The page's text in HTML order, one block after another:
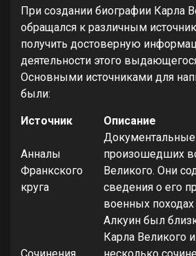
При создании биографии Карла
обращался к различным
получить достоверную
деятельности этого
Основными источниками для
были:
Источник Описание
Анналы
Франкского
круга
Документальные
произошедших
Великого. Они
сведения о его
военных
Алкуин был
Карла Великого